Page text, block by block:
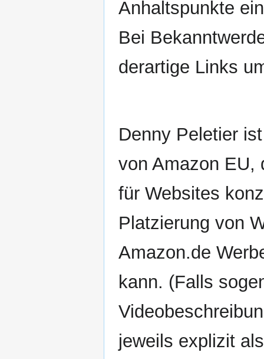
Anhaltspunkte
Bei
derartige Links
Denny Peletier
von Amazon EU,
für Websites
Platzierung von
Amazon.de
kann. (Falls
jeweils explizit